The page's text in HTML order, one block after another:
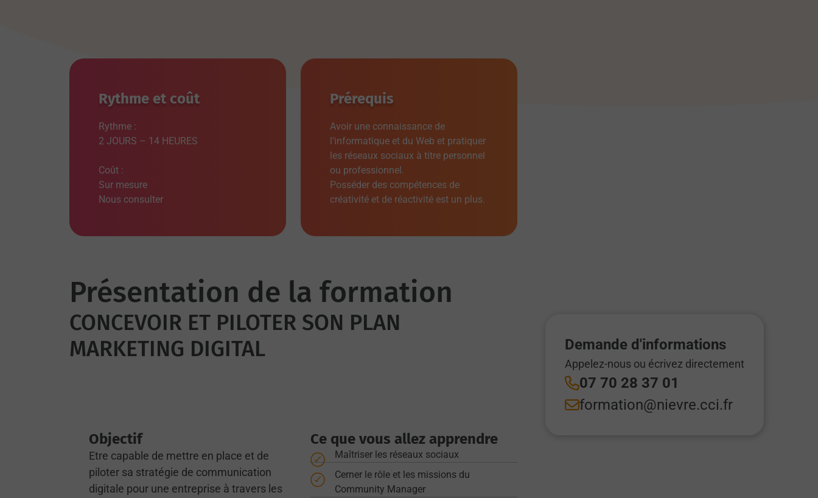
Rythme et coût
Rythme :
2 JOURS – 14 HEURES
Coût :
Sur mesure
Nous consulter
Prérequis
Avoir une connaissance de
l’informatique et du Web et pratiquer
les réseaux sociaux à titre personnel
ou professionnel.
Posséder des compétences de
créativité et de réactivité est un plus.
Demande d'informations
Appelez-nous ou écrivez directement
07 70 28 37 01
formation@nievre.cci.fr
Présentation de la formation
CONCEVOIR ET PILOTER SON PLAN
MARKETING DIGITAL
Objectif
Etre capable de mettre en place et de
piloter sa stratégie de communication
digitale pour une entreprise à travers les
Ce que vous allez apprendre
Maîtriser les réseaux sociaux
Cerner le rôle et les missions du
Community Manager